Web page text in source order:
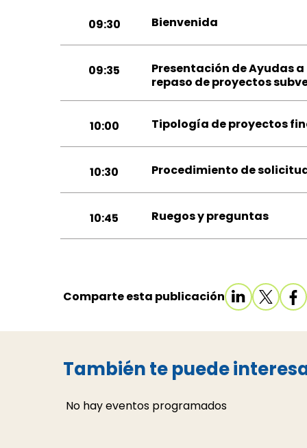
09:30 Bienvenida
09:35
Presentación de Ayudas
repaso de proyectos
10:00 Tipología de proyectos
10:30 Procedimiento de
10:45 Ruegos y preguntas
Comparte esta publicación
También te puede
No hay eventos programados